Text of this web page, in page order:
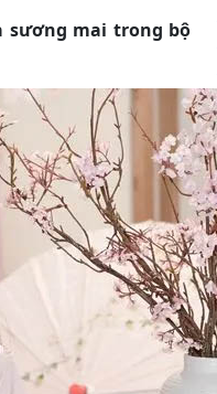
sương mai trong bộ